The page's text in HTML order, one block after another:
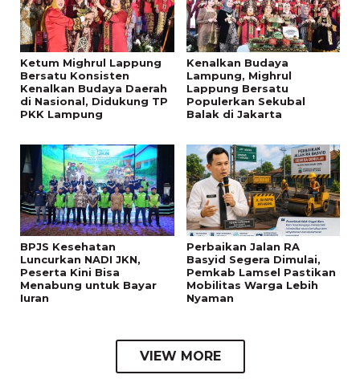
Ketum Mighrul Lappung
Bersatu Konsisten
Kenalkan Budaya Daerah
di Nasional, Didukung TP
PKK Lampung
Kenalkan Budaya
Lampung, Mighrul
Lappung Bersatu
Populerkan Sekubal
Balak di Jakarta
BPJS Kesehatan
Luncurkan NADI JKN,
Peserta Kini Bisa
Menabung untuk Bayar
Iuran
Perbaikan Jalan RA
Basyid Segera Dimulai,
Pemkab Lamsel Pastikan
Mobilitas Warga Lebih
Nyaman
VIEW MORE